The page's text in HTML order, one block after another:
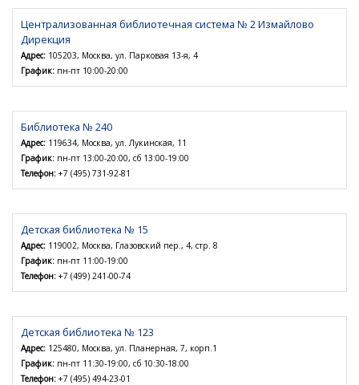
Централизованная библиотечная система № 2 Измайлово
Дирекция
Адрес: 105203, Москва, ул. Парковая 13-я, 4
График: пн-пт 10:00-20:00
Библиотека № 240
Адрес: 119634, Москва, ул. Лукинская, 11
График: пн-пт 13:00-20:00, сб 13:00-19:00
Телефон: +7 (495) 731-92-81
Детская библиотека № 15
Адрес: 119002, Москва, Глазовский пер., 4, стр. 8
График: пн-пт 11:00-19:00
Телефон: +7 (499) 241-00-74
Детская библиотека № 123
Адрес: 125480, Москва, ул. Планерная, 7, корп.1
График: пн-пт 11:30-19:00, сб 10:30-18:00
Телефон: +7 (495) 494-23-01